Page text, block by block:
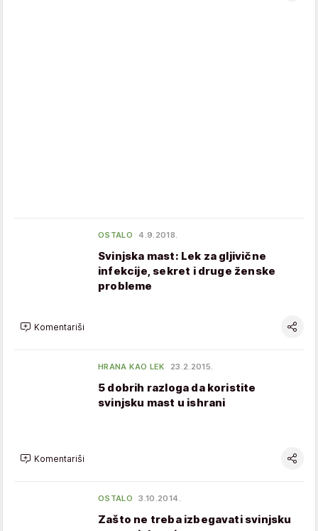
OSTALO 4.9.2018.
Svinjska mast: Lek za gljivične
infekcije, sekret i druge ženske
probleme
Komentariši
HRANA KAO LEK 23.2.2015.
5 dobrih razloga da koristite
svinjsku mast u ishrani
Komentariši
OSTALO 3.10.2014.
Zašto ne treba izbegavati svinjsku